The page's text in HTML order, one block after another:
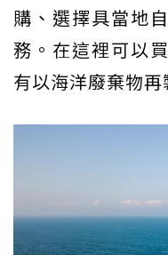
購、選擇具當地
務。在這裡可以
有以海洋廢棄物再